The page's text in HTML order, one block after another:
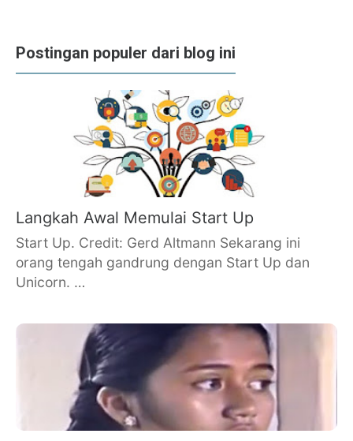
Postingan populer dari blog ini
Langkah Awal Memulai Start Up
Start Up. Credit: Gerd Altmann Sekarang ini
orang tengah gandrung dengan Start Up dan
Unicorn. …